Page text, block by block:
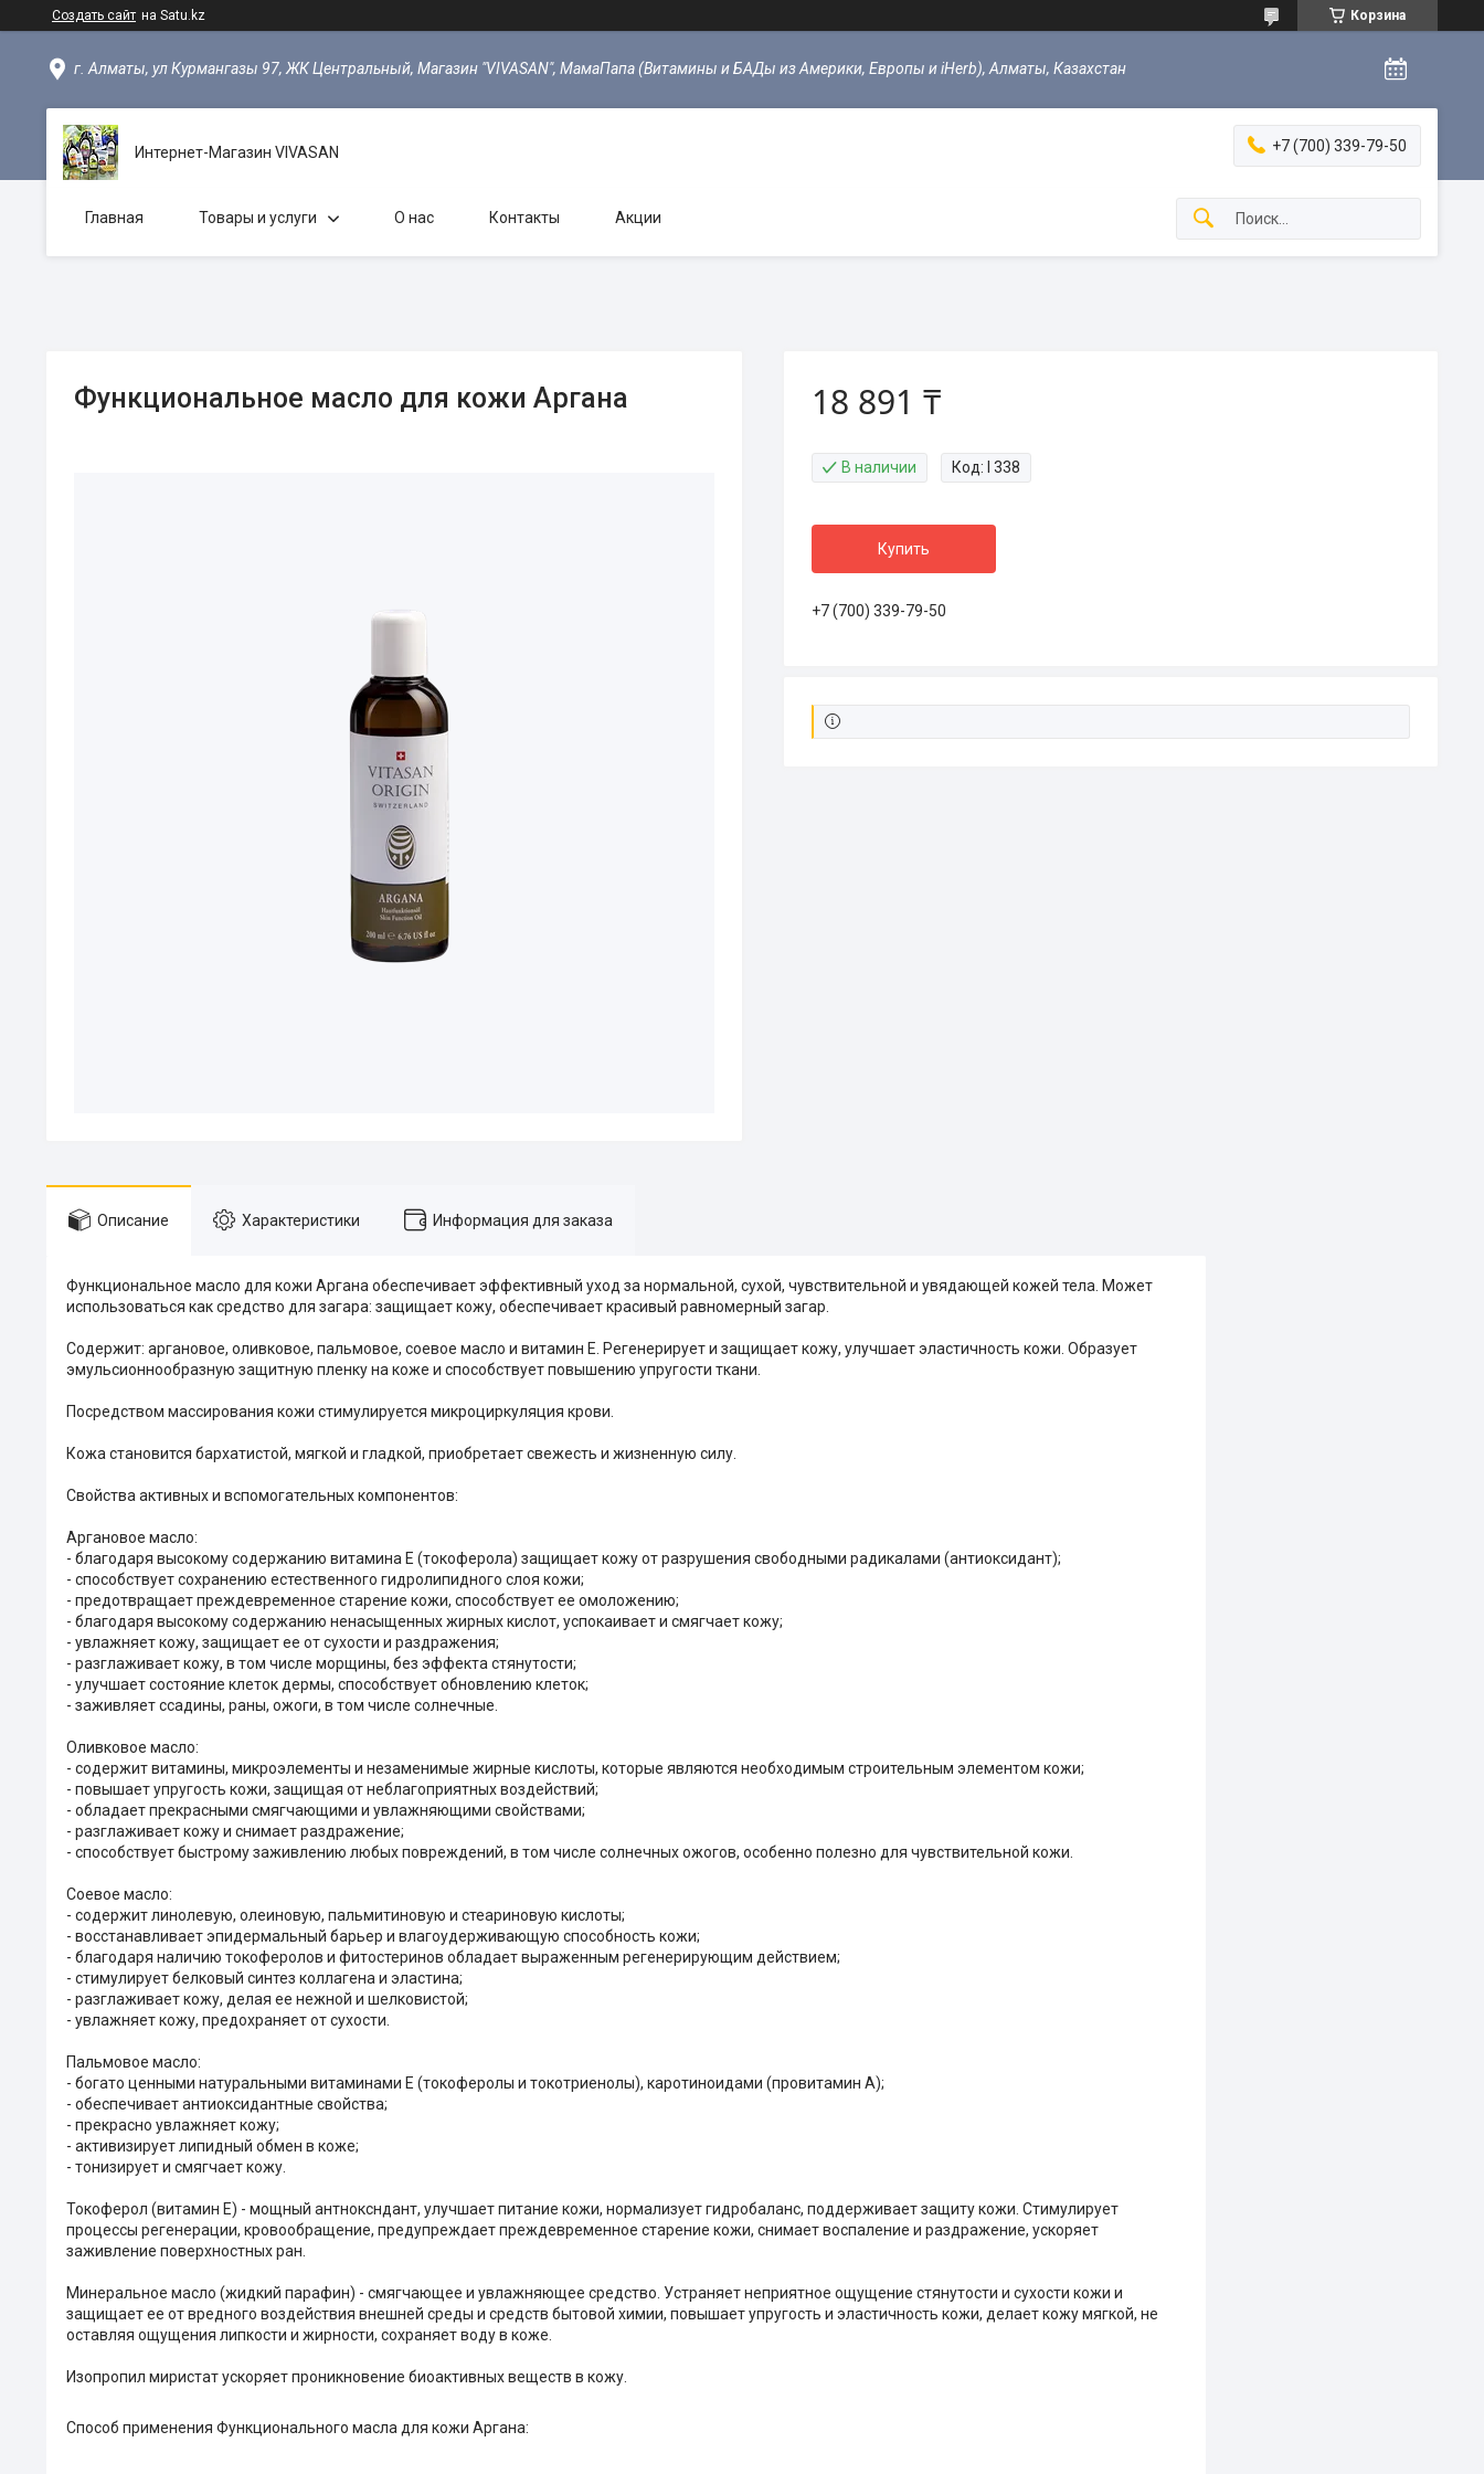
Создать сайт на Satu.kz Корзина
г. Алматы, ул Курмангазы 97, ЖК Центральный, Магазин "VIVASAN", МамаПапа (Витамины и БАДы из Америки, Европы и iHerb), Алматы, Казахстан
Интернет-Магазин VIVASAN +7 (700) 339-79-50
Главная Товары и услуги О нас Контакты Акции
Функциональное масло для кожи Аргана 18 891 ₸
В наличии Код: I 338
Купить
+7 (700) 339-79-50
Описание Характеристики Информация для заказа
Функциональное масло для кожи Аргана обеспечивает эффективный уход за нормальной, сухой, чувствительной и увядающей кожей тела. Может
использоваться как средство для загара: защищает кожу, обеспечивает красивый равномерный загар.
Содержит: аргановое, оливковое, пальмовое, соевое масло и витамин Е. Регенерирует и защищает кожу, улучшает эластичность кожи. Образует
эмульсионнообразную защитную пленку на коже и способствует повышению упругости ткани.
Посредством массирования кожи стимулируется микроциркуляция крови.
Кожа становится бархатистой, мягкой и гладкой, приобретает свежесть и жизненную силу.
Свойства активных и вспомогательных компонентов:
Аргановое масло:
- благодаря высокому содержанию витамина Е (токоферола) защищает кожу от разрушения свободными радикалами (антиоксидант);
- способствует сохранению естественного гидролипидного слоя кожи;
- предотвращает преждевременное старение кожи, способствует ее омоложению;
- благодаря высокому содержанию ненасыщенных жирных кислот, успокаивает и смягчает кожу;
- увлажняет кожу, защищает ее от сухости и раздражения;
- разглаживает кожу, в том числе морщины, без эффекта стянутости;
- улучшает состояние клеток дермы, способствует обновлению клеток;
- заживляет ссадины, раны, ожоги, в том числе солнечные.
Оливковое масло:
- содержит витамины, микроэлементы и незаменимые жирные кислоты, которые являются необходимым строительным элементом кожи;
- повышает упругость кожи, защищая от неблагоприятных воздействий;
- обладает прекрасными смягчающими и увлажняющими свойствами;
- разглаживает кожу и снимает раздражение;
- способствует быстрому заживлению любых повреждений, в том числе солнечных ожогов, особенно полезно для чувствительной кожи.
Соевое масло:
- содержит линолевую, олеиновую, пальмитиновую и стеариновую кислоты;
- восстанавливает эпидермальный барьер и влагоудерживающую способность кожи;
- благодаря наличию токоферолов и фитостеринов обладает выраженным регенерирующим действием;
- стимулирует белковый синтез коллагена и эластина;
- разглаживает кожу, делая ее нежной и шелковистой;
- увлажняет кожу, предохраняет от сухости.
Пальмовое масло:
- богато ценными натуральными витаминами Е (токоферолы и токотриенолы), каротиноидами (провитамин A);
- обеспечивает антиоксидантные свойства;
- прекрасно увлажняет кожу;
- активизирует липидный обмен в коже;
- тонизирует и смягчает кожу.
Токоферол (витамин Е) - мощный антноксндант, улучшает питание кожи, нормализует гидробаланс, поддерживает защиту кожи. Стимулирует
процессы регенерации, кровообращение, предупреждает преждевременное старение кожи, снимает воспаление и раздражение, ускоряет
заживление поверхностных ран.
Минеральное масло (жидкий парафин) - смягчающее и увлажняющее средство. Устраняет неприятное ощущение стянутости и сухости кожи и
защищает ее от вредного воздействия внешней среды и средств бытовой химии, повышает упругость и эластичность кожи, делает кожу мягкой, не
оставляя ощущения липкости и жирности, сохраняет воду в коже.
Изопропил миристат ускоряет проникновение биоактивных веществ в кожу.
Способ применения Функционального масла для кожи Аргана: